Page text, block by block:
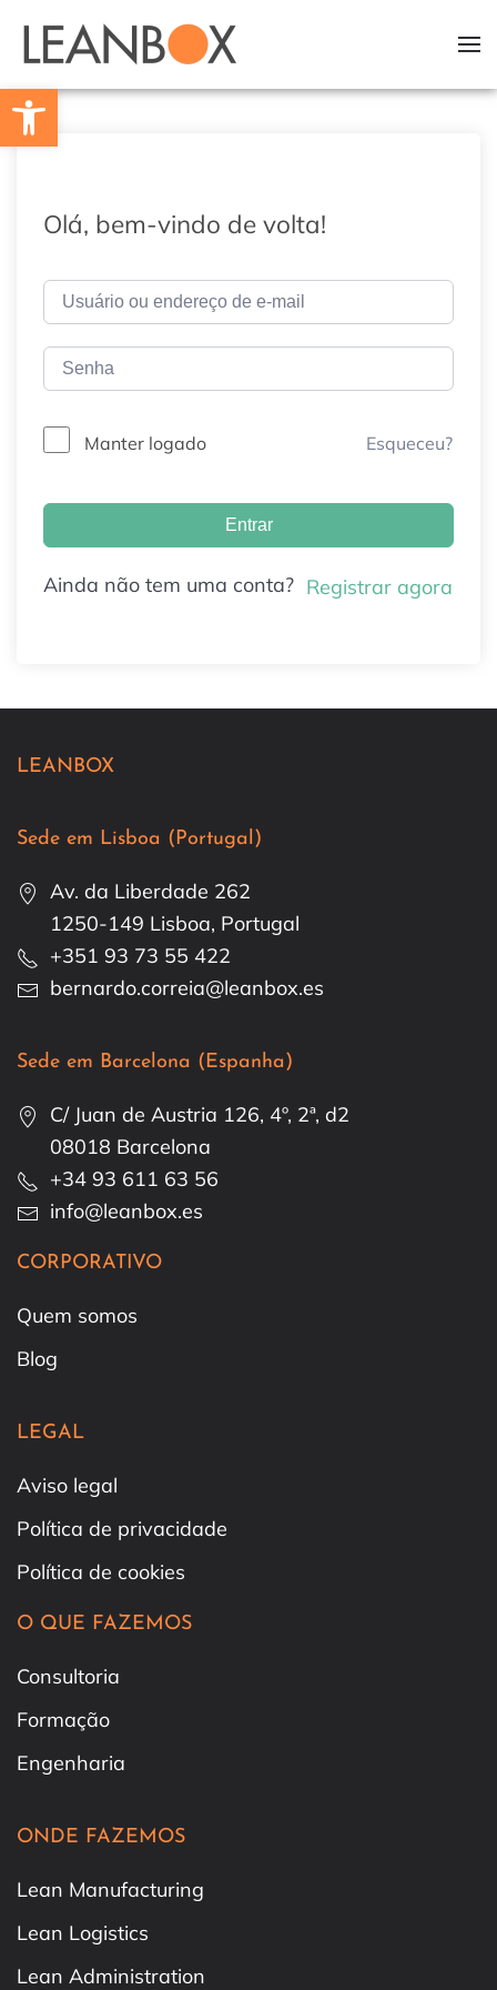
Barra de Ferramentas Aberta
Skip to main content
Olá, bem-vindo de volta!
Manter logado Esqueceu?
Entrar
Ainda não tem uma conta? Registrar agora
LEANBOX
Sede em Lisboa (Portugal)
Av. da Liberdade 262
1250-149 Lisboa, Portugal
+351 93 73 55 422
bernardo.correia@leanbox.es
Sede em Barcelona (Espanha)
C/ Juan de Austria 126, 4º, 2ª, d2
08018 Barcelona
+34 93 611 63 56
info@leanbox.es
CORPORATIVO
Quem somos
Blog
LEGAL
Aviso legal
Política de privacidade
Política de cookies
O QUE FAZEMOS
Consultoria
Formação
Engenharia
ONDE FAZEMOS
Lean Manufacturing
Lean Logistics
Lean Administration